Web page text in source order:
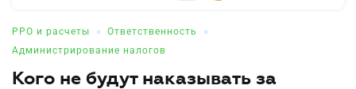
РРО и расчеты • Ответственность •
Администрирование налогов
Кого не будут наказывать за